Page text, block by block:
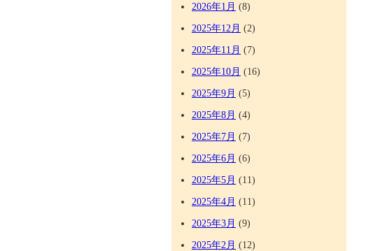
2026年1月 (8)
2025年12月 (2)
2025年11月 (7)
2025年10月 (16)
2025年9月 (5)
2025年8月 (4)
2025年7月 (7)
2025年6月 (6)
2025年5月 (11)
2025年4月 (11)
2025年3月 (9)
2025年2月 (12)